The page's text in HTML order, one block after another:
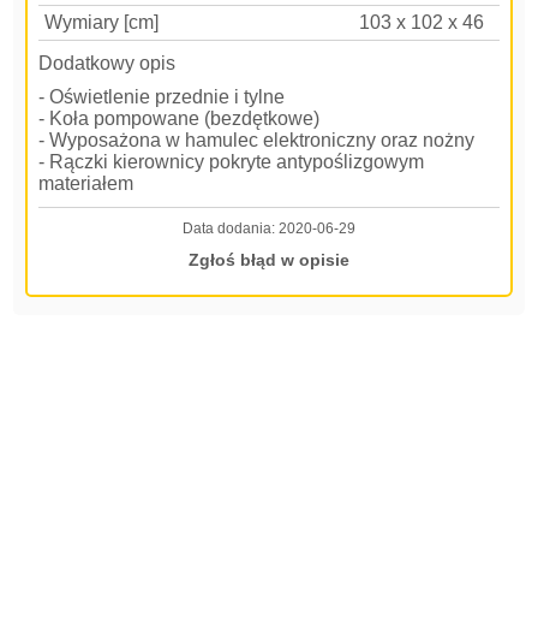
Wymiary [cm]
103 x 102 x 46
Dodatkowy opis
- Oświetlenie przednie i tylne
- Koła pompowane (bezdętkowe)
- Wyposażona w hamulec elektroniczny oraz nożny
- Rączki kierownicy pokryte antypoślizgowym
materiałem
Data dodania: 2020-06-29
Zgłoś błąd w opisie